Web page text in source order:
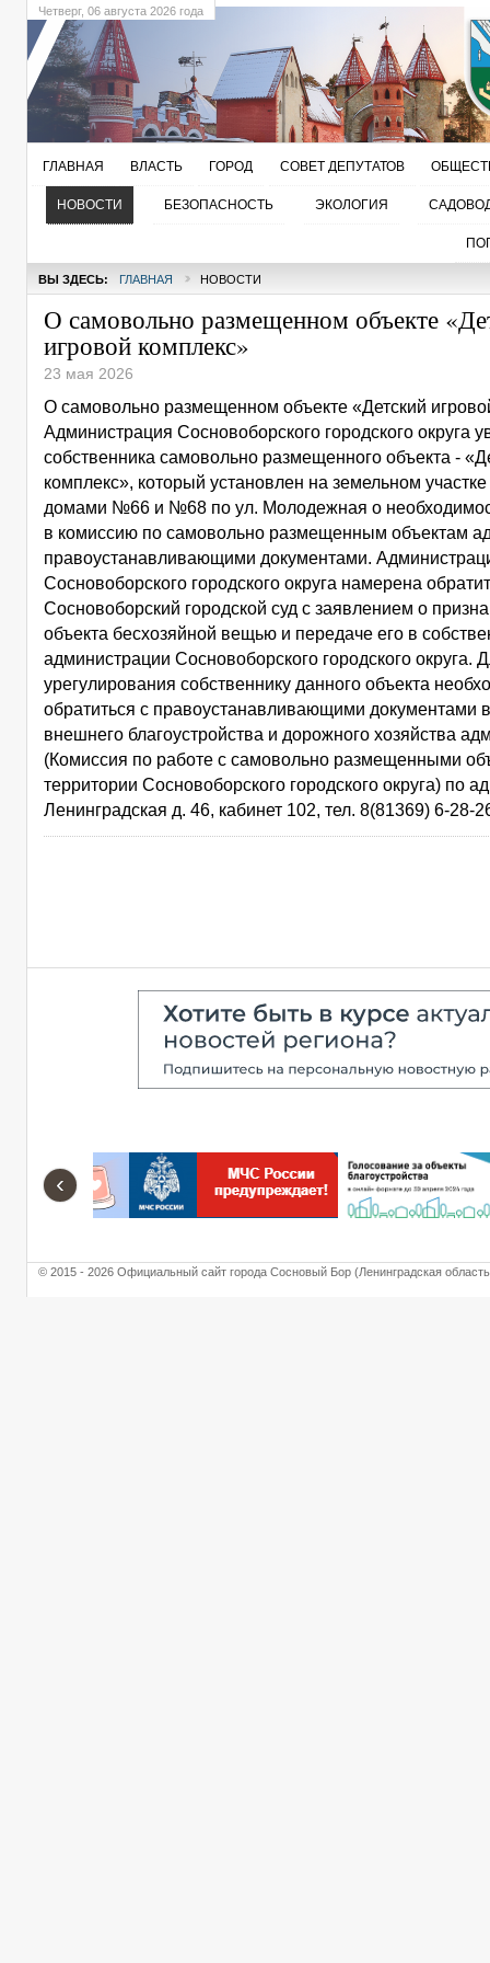
Четверг, 06 августа 2026 года
ГЛАВНАЯ ВЛАСТЬ ГОРОД СОВЕТ ДЕПУТАТОВ
НОВОСТИ БЕЗОПАСНОСТЬ ЭКОЛОГИЯ
ВЫ ЗДЕСЬ: ГЛАВНАЯ НОВОСТИ
О самовольно размещенном объекте
игровой комплекс»
23 мая 2026
О самовольно размещенном объекте «Детский
Администрация Сосновоборского городского округа
собственника самовольно размещенного объекта -
комплекс», который установлен на земельном
домами №66 и №68 по ул. Молодежная о
в комиссию по самовольно размещенным объектам
правоустанавливающими документами.
Сосновоборского городского округа намерена
Сосновоборский городской суд с заявлением о
объекта бесхозяйной вещью и передаче его в
администрации Сосновоборского городского округа.
урегулирования собственнику данного объекта
обратиться с правоустанавливающими документами
внешнего благоустройства и дорожного хозяйства
(Комиссия по работе с самовольно размещенными
территории Сосновоборского городского округа) по
Ленинградская д. 46, кабинет 102, тел. 8(81369) 6-28-
‹
© 2015 - 2026 Официальный сайт города Сосновый Бор (Ленинградская